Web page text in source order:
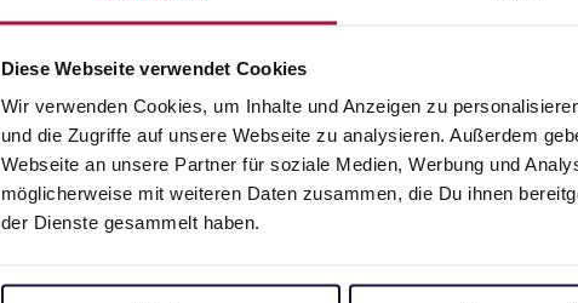
Diese Webseite verwendet Cookies
Wir verwenden Cookies, um Inhalte und Anzeigen zu
und die Zugriffe auf unsere Webseite zu analysieren. Außerdem
Webseite an unsere Partner für soziale Medien, Werbung und
möglicherweise mit weiteren Daten zusammen, die Du ihnen
der Dienste gesammelt haben.